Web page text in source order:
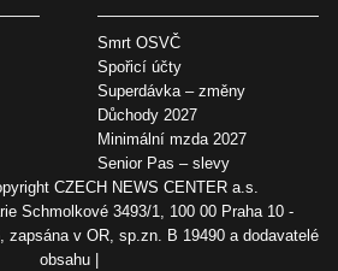
Smrt OSVČ
Spořicí účty
Superdávka – změny
Důchody 2027
Minimální mzda 2027
Senior Pas – slevy
CZECH NEWS CENTER a.s.
Schmolkové 3493/1, 100 00 Praha 10 -
zapsána v OR, sp.zn. B 19490 a dodavatelé
obsahu